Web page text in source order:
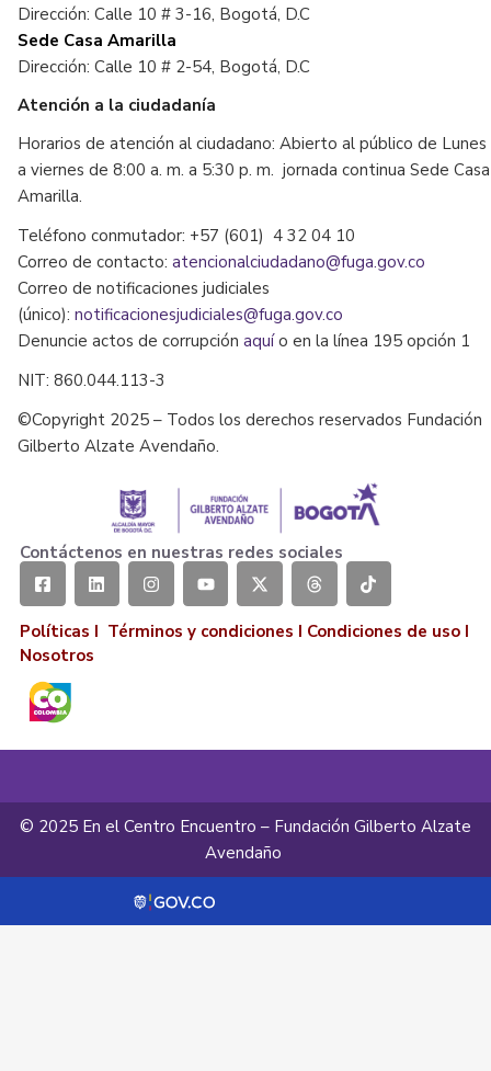
Dirección: Calle 10 # 3-16, Bogotá, D.C
Sede Casa Amarilla
Dirección: Calle 10 # 2-54, Bogotá, D.C
Atención a la ciudadanía
Horarios de atención al ciudadano: Abierto al público de Lunes
a viernes de 8:00 a. m. a 5:30 p. m. jornada continua Sede Casa
Amarilla.
Teléfono conmutador: +57 (601) 4 32 04 10
Correo de contacto: atencionalciudadano@fuga.gov.co
Correo de notificaciones judiciales
(único): notificacionesjudiciales@fuga.gov.co
Denuncie actos de corrupción aquío en la línea 195 opción 1
NIT: 860.044.113-3
©Copyright 2025 – Todos los derechos reservados Fundación
Gilberto Alzate Avendaño.
Contáctenos en nuestras redes sociales
Políticas I Términos y condiciones I Condiciones de uso I
Nosotros
© 2025 En el Centro Encuentro – Fundación Gilberto Alzate
Avendaño